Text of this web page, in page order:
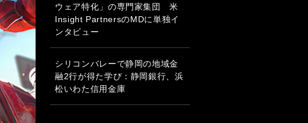
ウェア特化」の専門家集団 米
Insight PartnersのMDに単独イ
ンタビュー
シリコンバレーで静岡の地域金
融2行が得た学び：静岡銀行、浜
松いわた信用金庫